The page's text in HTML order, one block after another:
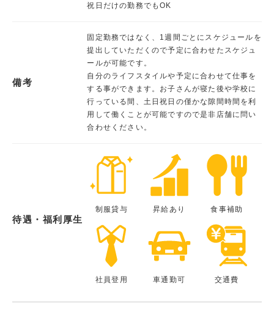
祝日だけの勤務でもOK
備考
固定勤務ではなく、1週間ごとにスケジュールを
提出していただくので予定に合わせたスケジュ
ールが可能です。
自分のライフスタイルや予定に合わせて仕事を
する事ができます。お子さんが寝た後や学校に
行っている間、土日祝日の僅かな隙間時間を利
用して働くことが可能ですので是非店舗に問い
合わせください。
待遇・福利厚生
制服貸与 昇給あり 食事補助
社員登用 車通勤可 交通費